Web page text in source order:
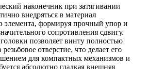
наконечник при затягивании
внедряться в материал
элемента, формируя прочный упор и
сопротивления сдвигу.
позволяет винту полностью
отверстие, что делает его
для компактных механизмов и
абсолютно гладкая внешняя